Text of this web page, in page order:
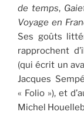
de temps,
Voyage en
Ses goûts
rapprochent
(qui écrit un
Jacques
« Folio »), et
Michel